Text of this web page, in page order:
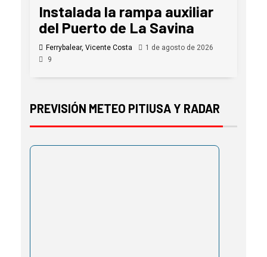
Instalada la rampa auxiliar
del Puerto de La Savina
Ferrybalear, Vicente Costa
1 de agosto de 2026
9
PREVISIÓN METEO PITIUSA Y RADAR